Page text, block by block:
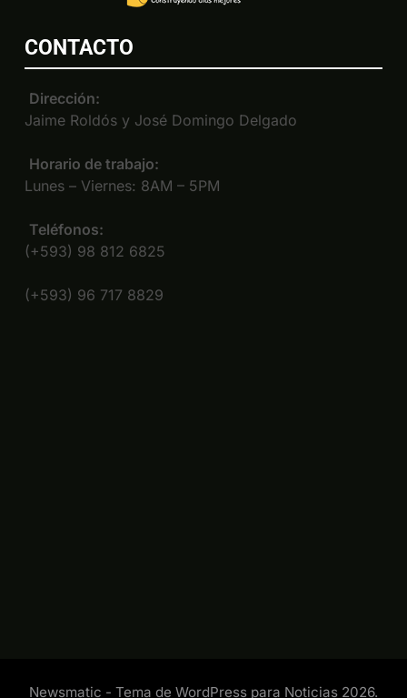
CONTACTO
Dirección:
Jaime Roldós y José Domingo Delgado
Horario de trabajo:
Lunes – Viernes: 8AM – 5PM
Teléfonos:
(+593) 98 812 6825
(+593) 96 717 8829
Newsmatic - Tema de WordPress para Noticias 2026.